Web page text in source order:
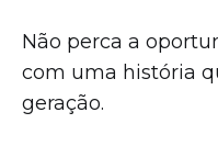
Não perca a
com uma história
geração.